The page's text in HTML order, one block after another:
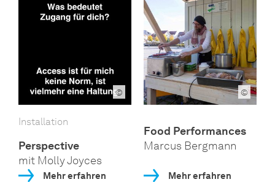
©
Installation
Perspective
mit Molly Joyces
Mehr erfahren
©
Food Performances
Marcus Bergmann
Mehr erfahren